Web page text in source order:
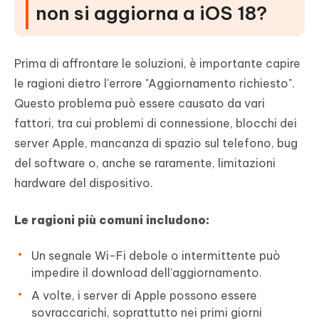
non si aggiorna a iOS 18?
Prima di affrontare le soluzioni, è importante capire
le ragioni dietro l'errore "Aggiornamento richiesto".
Questo problema può essere causato da vari
fattori, tra cui problemi di connessione, blocchi dei
server Apple, mancanza di spazio sul telefono, bug
del software o, anche se raramente, limitazioni
hardware del dispositivo.
Le ragioni più comuni includono:
Un segnale Wi-Fi debole o intermittente può
impedire il download dell'aggiornamento.
A volte, i server di Apple possono essere
sovraccarichi, soprattutto nei primi giorni